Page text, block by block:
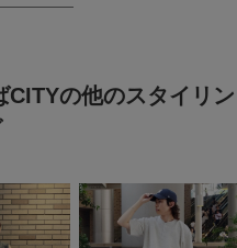
CITYの他のスタイリン